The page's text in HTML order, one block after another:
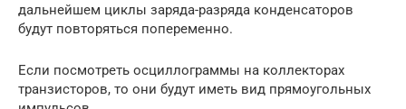
дальнейшем циклы заряда-разряда конденсаторов
будут повторяться попеременно.
Если посмотреть осциллограммы на коллекторах
транзисторов, то они будут иметь вид прямоугольных